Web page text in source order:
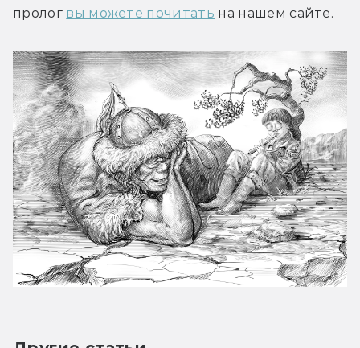
пролог вы можете почитать на нашем сайте.